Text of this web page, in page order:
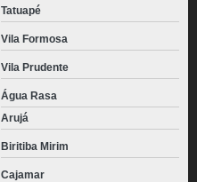
Tatuapé
Vila Formosa
Vila Prudente
Água Rasa
Arujá
Biritiba Mirim
Cajamar